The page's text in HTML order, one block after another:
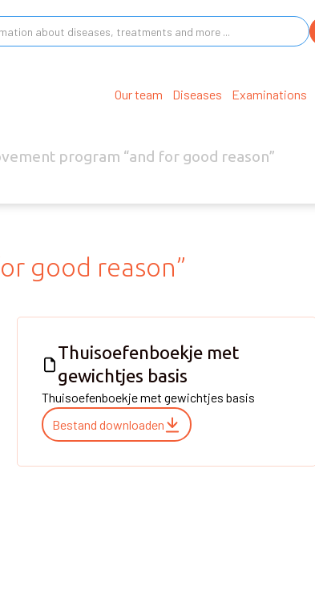
Our team Diseases Examinations
program “and for good reason”
good reason”
Thuisoefenboekje met
gewichtjes basis
Thuisoefenboekje met gewichtjes basis
Bestand downloaden